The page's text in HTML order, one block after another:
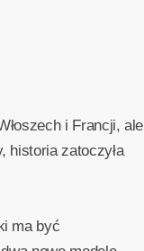
i Francji, ale
historia zatoczyła
ma być